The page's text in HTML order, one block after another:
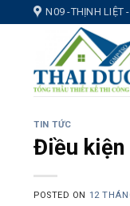
N09 -THỊNH LIỆT
TIN TỨC
Điều kiện
POSTED ON 12